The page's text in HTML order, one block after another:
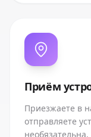
Приём
Приезжаете в
отправляете